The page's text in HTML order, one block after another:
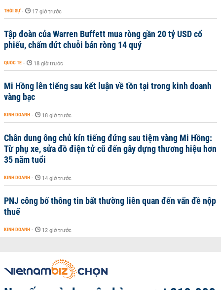
THỜI SỰ - 17 giờ trước
Tập đoàn của Warren Buffett mua ròng gần 20 tỷ USD cổ
phiếu, chấm dứt chuỗi bán ròng 14 quý
QUỐC TẾ - 18 giờ trước
Mi Hồng lên tiếng sau kết luận về tồn tại trong kinh doanh
vàng bạc
KINH DOANH - 18 giờ trước
Chân dung ông chủ kín tiếng đứng sau tiệm vàng Mi Hồng:
Từ phụ xe, sửa đồ điện tử cũ đến gây dựng thương hiệu hơn
35 năm tuổi
KINH DOANH - 14 giờ trước
PNJ công bố thông tin bất thường liên quan đến vấn đề nộp
thuế
KINH DOANH - 12 giờ trước